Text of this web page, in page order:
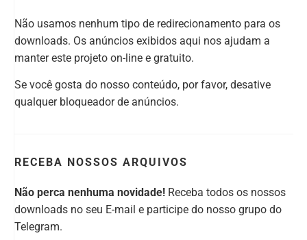
Não usamos nenhum tipo de redirecionamento para os
downloads. Os anúncios exibidos aqui nos ajudam a
manter este projeto on-line e gratuito.
Se você gosta do nosso conteúdo, por favor, desative
qualquer bloqueador de anúncios.
RECEBA NOSSOS ARQUIVOS
Não perca nenhuma novidade! Receba todos os nossos
downloads no seu E-mail e participe do nosso grupo do
Telegram.